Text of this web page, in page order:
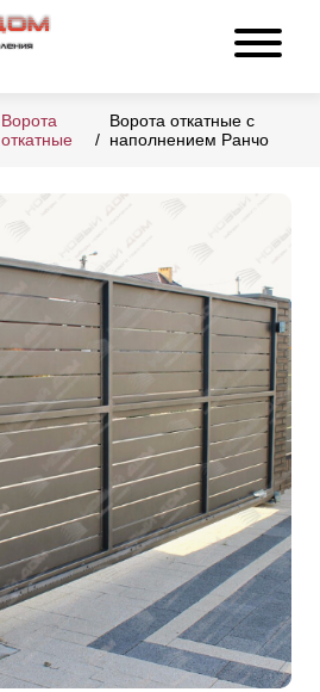
Ворота
откатные
Ворота откатные с
наполнением Ранчо